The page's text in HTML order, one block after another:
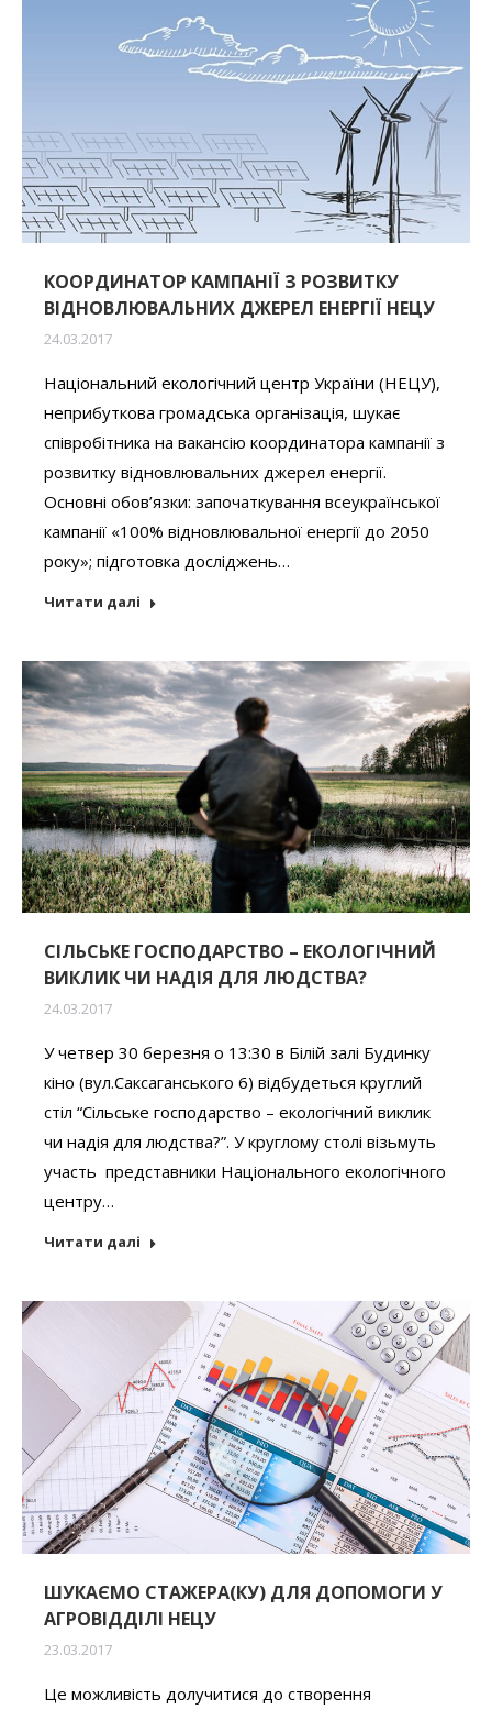
КООРДИНАТОР КАМПАНІЇ З РОЗВИТКУ
ВІДНОВЛЮВАЛЬНИХ ДЖЕРЕЛ ЕНЕРГІЇ НЕЦУ
24.03.2017
Національний екологічний центр України (НЕЦУ),
неприбуткова громадська організація, шукає
співробітника на вакансію координатора кампанії з
розвитку відновлювальних джерел енергії.
Основні обов’язки: започаткування всеукраїнської
кампанії «100% відновлювальної енергії до 2050
року»; підготовка досліджень…
Читати далі
СІЛЬСЬКЕ ГОСПОДАРСТВО – ЕКОЛОГІЧНИЙ
ВИКЛИК ЧИ НАДІЯ ДЛЯ ЛЮДСТВА?
24.03.2017
У четвер 30 березня о 13:30 в Білій залі Будинку
кіно (вул.Саксаганського 6) відбудеться круглий
стіл “Сільське господарство – екологічний виклик
чи надія для людства?”. У круглому столі візьмуть
участь представники Національного екологічного
центру…
Читати далі
ШУКАЄМО СТАЖЕРА(КУ) ДЛЯ ДОПОМОГИ У
АГРОВІДДІЛІ НЕЦУ
23.03.2017
Це можливість долучитися до створення